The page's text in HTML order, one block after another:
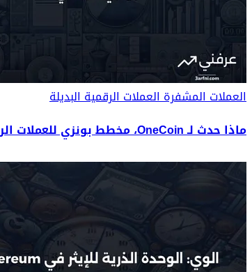
العملات المشفرةالعملات الرقمية البديلة
ماذا حدث لـ OneCoin، مخطط بونزي للعملات الرقمية بقيمة 4 مليارات دولار؟